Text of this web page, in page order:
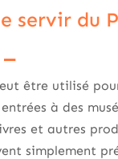
servir du
être utilisé
à des
et autres
simplement